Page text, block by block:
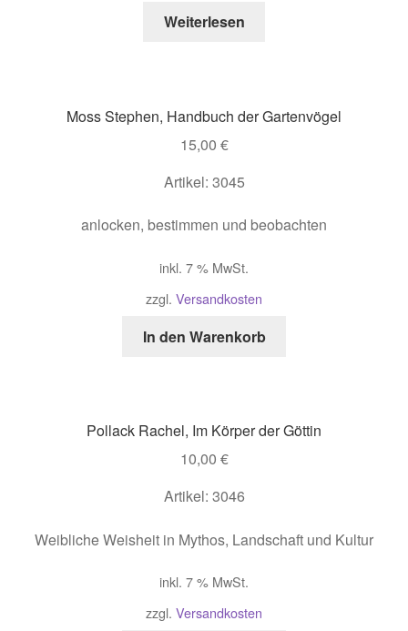
Weiterlesen
Moss Stephen, Handbuch der Gartenvögel
15,00 €
Artikel: 3045
anlocken, bestimmen und beobachten
inkl. 7 % MwSt.
zzgl. Versandkosten
In den Warenkorb
Pollack Rachel, Im Körper der Göttin
10,00 €
Artikel: 3046
Weibliche Weisheit in Mythos, Landschaft und Kultur
inkl. 7 % MwSt.
zzgl. Versandkosten